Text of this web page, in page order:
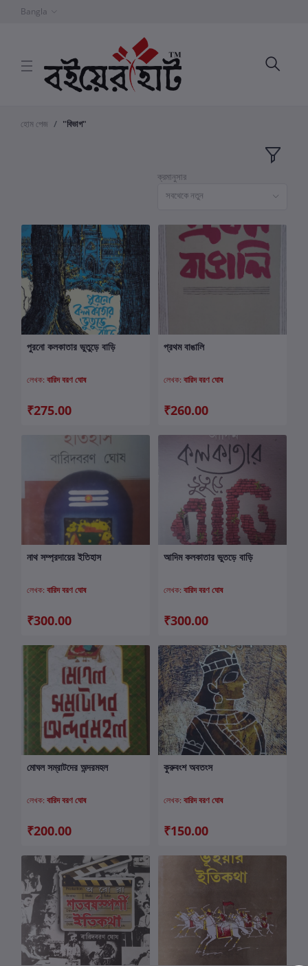
Bangla
হোম পেজ "বিভাগ"
ক্রমানুসার
সবথেকে নতুন
কার্টে যোগ করুন
পুরনো কলকাতার ভুতুড়ে বাড়ি
লেখক: বারিদ বরণ ঘোষ
₹275.00
কার্টে যোগ করুন
প্রথম বাঙালি
লেখক: বারিদ বরণ ঘোষ
₹260.00
কার্টে যোগ করুন
নাথ সম্প্রদায়ের ইতিহাস
লেখক: বারিদ বরণ ঘোষ
₹300.00
কার্টে যোগ করুন
আদিম কলকাতার ভুতড়ে বাড়ি
লেখক: বারিদ বরণ ঘোষ
₹300.00
কার্টে যোগ করুন
মোঘল সম্রাটদের অন্দরমহল
লেখক: বারিদ বরণ ঘোষ
₹200.00
কার্টে যোগ করুন
কুরুবংশ অবতংস
লেখক: বারিদ বরণ ঘোষ
₹150.00